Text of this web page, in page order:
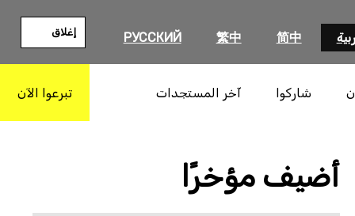
简中
繁中
РУССКИЙ إغلاق
شاركوا آخر المستجدات تبرعوا الآن
أضيف مؤخرًا